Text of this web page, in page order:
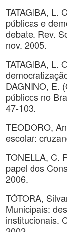
TATAGIBA, L.
públicas e
debate. Rev.
nov. 2005.
TATAGIBA, L.
DAGNINO, E.
públicos no
47-103.
TEODORO,
escolar:
TONELLA, C.
papel dos
2006.
TÓTORA,
Municipais:
institucionais.